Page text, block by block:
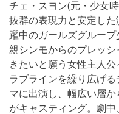
チェ・スヨン(元・少女
抜群の表現力と安定し
躍中のガールズグルー
親シンモからのプレッ
きたいと願う女性主人
ラブラインを繰り広げ
マに出演し、幅広い層
がキャスティング。劇